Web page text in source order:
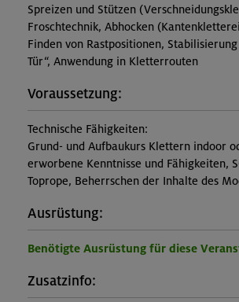
Spreizen und Stützen
Froschtechnik, Abhocken
Finden von Rastpositionen,
Tür“, Anwendung in Kletterrouten
Voraussetzung:
Technische Fähigkeiten:
Grund- und Aufbaukurs Klettern indoor
erworbene Kenntnisse und Fähigkeiten,
Toprope, Beherrschen der Inhalte des
Ausrüstung:
Benötigte Ausrüstung für diese
Zusatzinfo: